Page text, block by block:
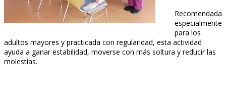
Recomendada
especialmente
para los
adultos mayores y practicada con regularidad, esta actividad
ayuda a ganar estabilidad, moverse con más soltura y reducir las
molestias.